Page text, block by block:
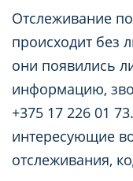
Отслеживание
происходит без
они появились
информацию,
+375 17 226 01
интересующие
отслеживания,